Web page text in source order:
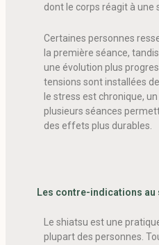
dont le corps réagit à une
Certaines personnes
la première séance,
une évolution plus
tensions sont installées
le stress est chronique,
plusieurs séances
des effets plus durables.
Les contre-indications au
Le shiatsu est une
plupart des personnes.